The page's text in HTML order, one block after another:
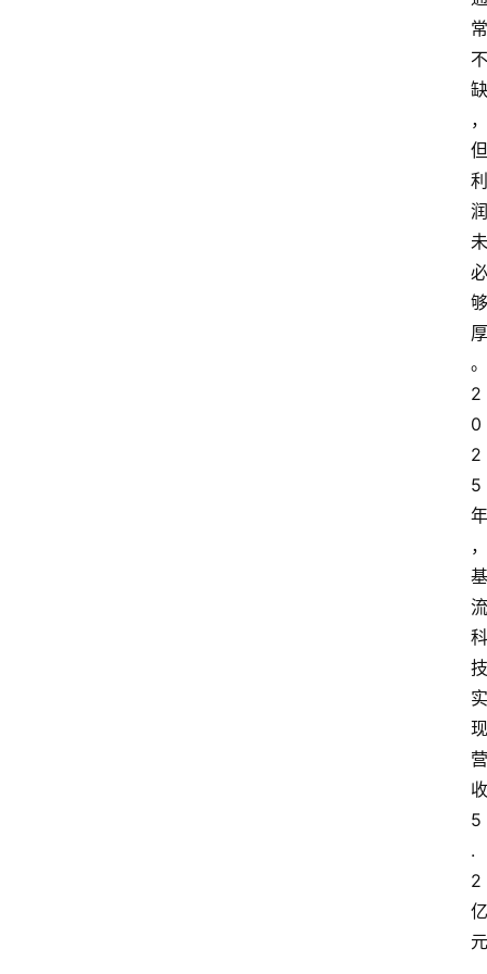
常
不
缺
，
但
利
润
未
必
够
厚
。
2
0
2
5
年
，
基
流
科
技
实
现
营
收
5
.
2
亿
元